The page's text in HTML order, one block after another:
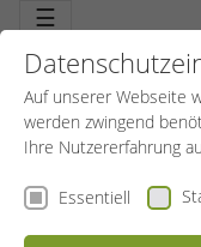
☰
Auf unserer Webseite
werden zwingend
Ihre Nutzererfahrung
Essentiell